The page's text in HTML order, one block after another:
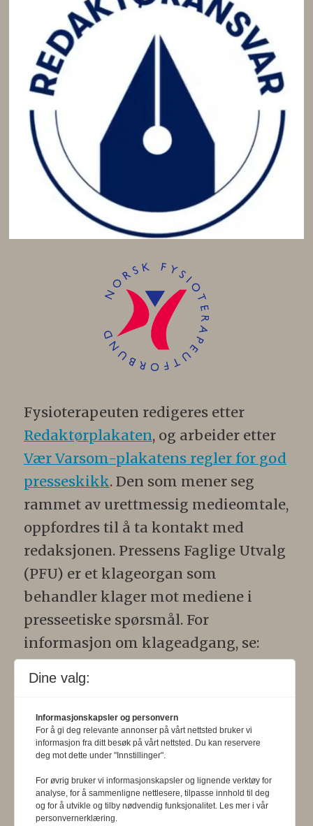
Fysioterapeuten redigeres etter
Redaktørplakaten, og arbeider etter
Vær Varsom-plakatens regler for god
presseskikk. Den som mener seg
rammet av urettmessig medieomtale,
oppfordres til å ta kontakt med
redaksjonen. Pressens Faglige Utvalg
(PFU) er et klageorgan som
behandler klager mot mediene i
presseetiske spørsmål. For
informasjon om klageadgang, se:
www.presse.no.
skal gjennom en saklig og fri
informasjons- og opinionsformidling
seg i samsvar med samfunnets og
befolkningens behov. Tidsskriftet skal
Dine valg:
Informasjonskapsler og personvern
For å gi deg relevante annonser på vårt nettsted bruker vi
informasjon fra ditt besøk på vårt nettsted. Du kan reservere
deg mot dette under "Innstillinger".
For øvrig bruker vi informasjonskapsler og lignende verktøy for
analyse, for å sammenligne nettlesere, tilpasse innhold til deg
og for å utvikle og tilby nødvendig funksjonalitet. Les mer i vår
personvernerklæring.